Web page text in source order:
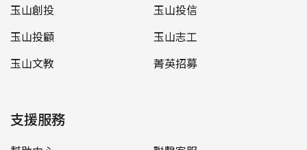
玉山創投
玉山投信
玉山投顧
玉山志工
玉山文教
菁英招募
支援服務